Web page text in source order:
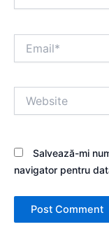
Salvează-mi
navigator pentru